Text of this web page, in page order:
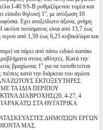
I-40 SS-B ρυθμιζόμενου τομέα και
είσοδο θηλυκή 1'', με ανύξωση 10
Εχει ανοξείδωτο άξονα, μνήμη
ποτίσματος είναι από 13,7 έως
από 1,59 έως 6,25 κυβικά/ώρα και
να πάρει από πάνω ειδικό καπάκι
στους αθλητές. Κατά την
βραχίωνας 1'' για να τοποθετείται
κατά την διάρκεια του αγώνα.
ΕΚΤΟΞΕΥΤΗΡΕΣ
ΤΑ ΙΔΙΑ ΠΕΡΙΠΟΥ
ΔΙΑΒΡΟΧΗΣ(20, 4-27, 4
ΣΤΑ ΘΥΓΑΤΡΙΚΑ
ΔΗΜΟΣΙΩΝ ΕΡΓΩΝ
ΜΑΣ.